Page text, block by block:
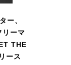
ー、
ーマ
THE
ース